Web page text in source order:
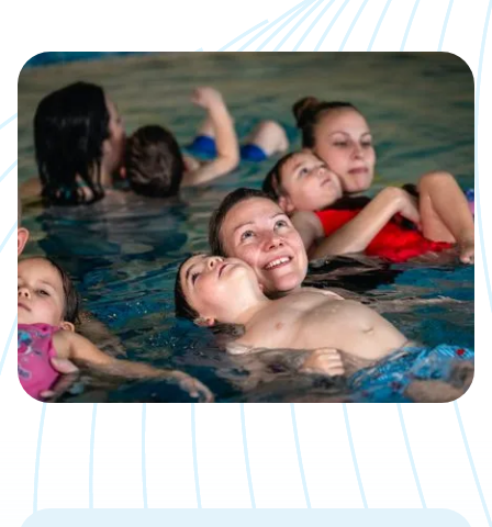
Kalender
Was, wann, wo inklusive direkter
Anmeldemöglichkeit
Jobs
Eine neue Challenge gesucht?
Bäder
Übersicht über unsere Locations
Kontakt
Wir sind gerne für Dich da
Aktuelle Artikel